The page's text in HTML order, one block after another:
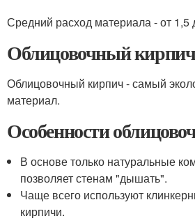
Средний расход материала - от 1,5
Облицовочный кирпич
Облицовочный кирпич - самый
материал.
Особенности
В основе только натуральные
позволяет стенам "дышать".
Чаще всего используют
кирпичи.